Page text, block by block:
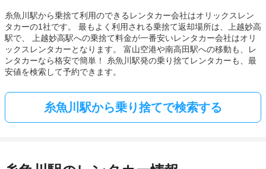
糸魚川駅から乗捨て利用のできるレンタカー会社はオリックスレン
タカーの1社です。 最もよく利用される乗捨て返却場所は、上越妙高
駅で、 上越妙高駅への乗捨て料金が一番安いレンタカー会社はオリ
ックスレンタカーとなります。 富山空港や南高田駅への移動も、レ
ンタカーなら格安で簡単！ 糸魚川駅発の乗り捨てレンタカーも、最
安値を検索して予約できます。
糸魚川駅から乗り捨てで検索する